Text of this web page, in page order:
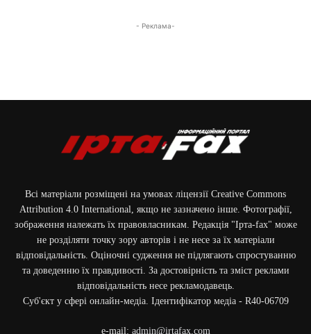
- Реклама-
Всі матеріали розміщені на умовах ліцензії Creative Commons
Attribution 4.0 International, якщо не зазначено інше. Фотографії,
зображення належать їх правовласникам. Редакція "Ірта-fax" може
не розділяти точку зору авторів і не несе за їх матеріали
відповідальність. Оціночні судження не підлягають спростуванню
та доведенню їх правдивості. За достовірність та зміст реклами
відповідальність несе рекламодавець.
Cуб'єкт у сфері онлайн-медіа. Ідентифікатор медіа - R40-06709
e-mail: admin@irtafax.com